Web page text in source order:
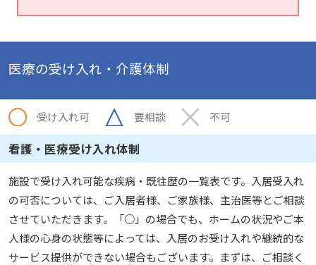
医療の受け入れ・介護体制
受け入れ可 要相談 不可
看護・医療受け入れ体制
施設で受け入れ可能な疾病・既往歴の一覧表です。入居受入れ
の可否については、ご入居者様、ご家族様、主治医等とご相談
させていただきます。「○」の場合でも、ホームの状況やご本
人様の心身の状態等によっては、入居のお受け入れや継続的な
サービス提供ができない場合もございます。まずは、ご相談く